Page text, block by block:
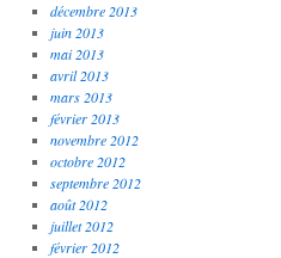
décembre 2013
juin 2013
mai 2013
avril 2013
mars 2013
février 2013
novembre 2012
octobre 2012
septembre 2012
août 2012
juillet 2012
février 2012